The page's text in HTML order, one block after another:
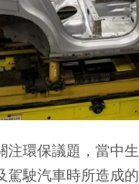
注環保議題，當中
駕駛汽車時所造成